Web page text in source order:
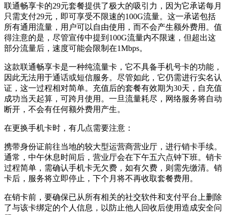
联通畅享卡的29元套餐提供了极大的吸引力，因为它承诺每月
只需支付29元，即可享受不限速的100G流量。这一承诺包括
所有通用流量，用户可以自由使用，而不会产生额外费用。值
得注意的是，尽管宣传中提到100G流量内不限速，但超出这
部分流量后，速度可能会限制在1Mbps。
这款联通畅享卡是一种纯流量卡，它不具备手机号卡的功能，
因此无法用于通话或短信服务。尽管如此，它仍需进行实名认
证，这一过程相对简单。充值后的套餐有效期为30天，自充值
成功当天起算，可跨月使用。一旦流量耗尽，网络服务将自动
断开，不会有任何额外费用产生。
在更换手机卡时，有几点需要注意：
携带身份证前往当地的较大型运营商营业厅，进行销卡手续。
通常，中午休息时间后，营业厅会在下午五六点钟下班。销卡
过程简单，需确认手机卡无欠费，如有欠费，则需先缴清。销
卡后，服务将立即停止，下个月将不再收取套餐费用。
在销卡前，要确保已从所有相关的社交软件和支付平台上删除
了与该卡绑定的个人信息，以防止他人回收后使用造成安全问